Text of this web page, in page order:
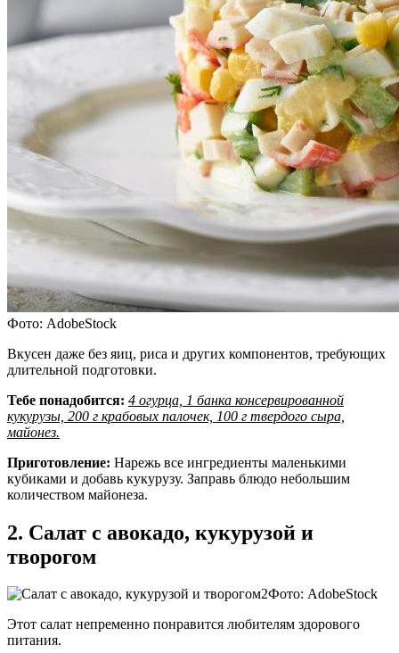
Фото: AdobeStock
Вкусен даже без яиц, риса и других компонентов, требующих
длительной подготовки.
Тебе понадобится: 4 огурца, 1 банка консервированной
кукурузы, 200 г крабовых палочек, 100 г твердого сыра,
майонез.
Приготовление: Нарежь все ингредиенты маленькими
кубиками и добавь кукурузу. Заправь блюдо небольшим
количеством майонеза.
2. Салат с авокадо, кукурузой и
творогом
Фото: AdobeStock
Этот салат непременно понравится любителям здорового
питания.